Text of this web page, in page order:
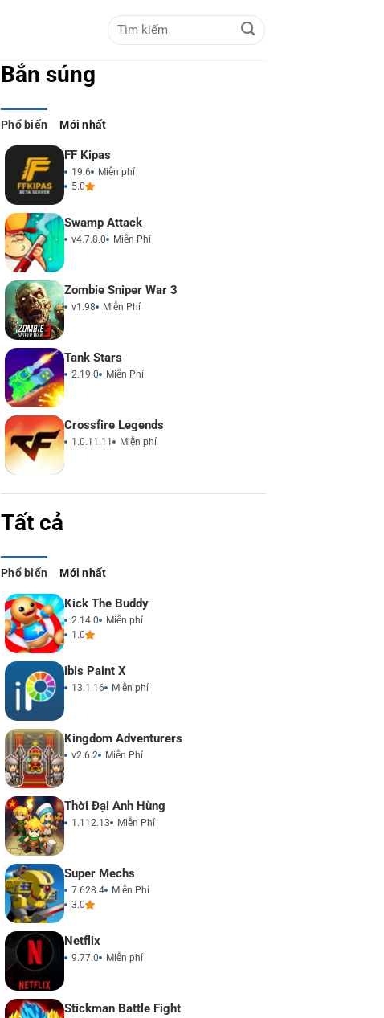
Bắn súng
Phổ biến Mới nhất
FF Kipas
19.6
Miễn phí
5.0
Swamp Attack
v4.7.8.0 Miễn Phí
Zombie Sniper War 3
v1.98 Miễn Phí
Tank Stars
2.19.0 Miễn Phí
Crossfire Legends
1.0.11.11 Miễn phí
Tất cả
Phổ biến Mới nhất
Kick The Buddy
2.14.0
Miễn phí
1.0
ibis Paint X
13.1.16 Miễn phí
Kingdom Adventurers
v2.6.2 Miễn Phí
Thời Đại Anh Hùng
1.112.13 Miễn Phí
Super Mechs
7.628.4
Miễn Phí
3.0
Netflix
9.77.0 Miễn phí
Stickman Battle Fight